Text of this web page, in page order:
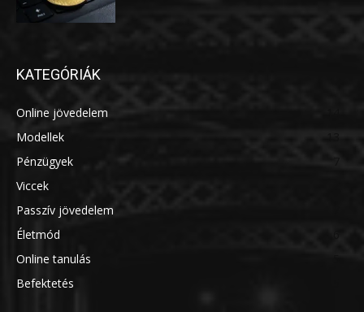
KATEGÓRIÁK
Online jövedelem
Modellek
Pénzügyek
Viccek
Passzív jövedelem
Életmód
Online tanulás
Befektetés